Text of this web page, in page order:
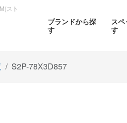
スト
ブランドから探
す
ス
す
S2P-78X3D857